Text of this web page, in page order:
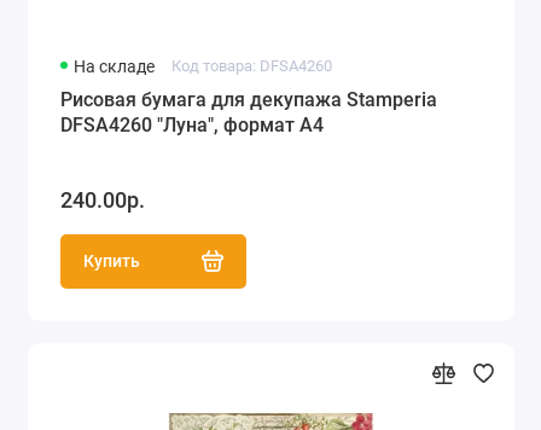
На складе Код товара: DFSA4260
Рисовая бумага для декупажа Stamperia
DFSA4260 "Луна", формат А4
240.00р.
Купить